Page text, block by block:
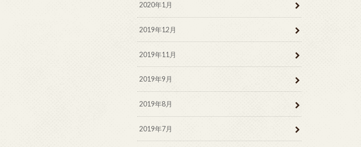
2020年1月
2019年12月
2019年11月
2019年9月
2019年8月
2019年7月